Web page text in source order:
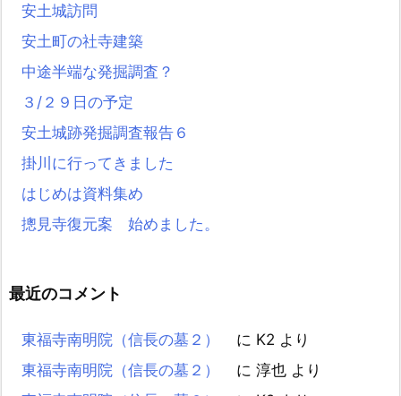
安土城訪問
安土町の社寺建築
中途半端な発掘調査？
３/２９日の予定
安土城跡発掘調査報告６
掛川に行ってきました
はじめは資料集め
摠見寺復元案 始めました。
最近のコメント
東福寺南明院（信長の墓２） に K2 より
東福寺南明院（信長の墓２）
に 淳也 より